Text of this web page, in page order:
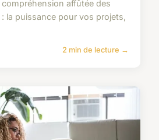
affûtée des
la puissance pour vos projets,
2 min de lecture →